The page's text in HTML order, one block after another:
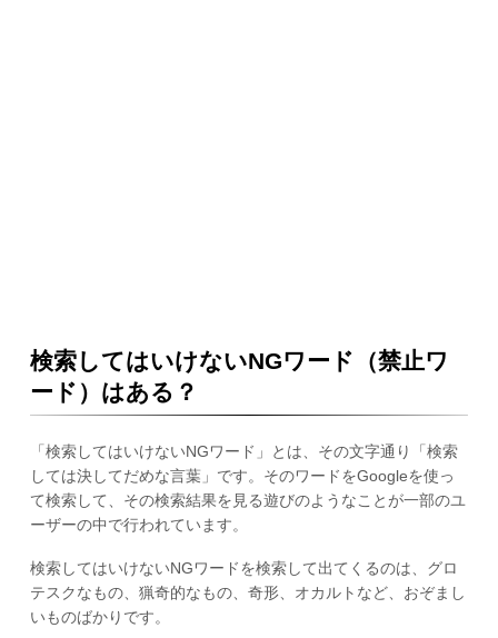
検索してはいけないNGワード（禁止ワ
ード）はある？
「検索してはいけないNGワード」とは、その文字通り「検索
しては決してだめな言葉」です。そのワードをGoogleを使っ
て検索して、その検索結果を見る遊びのようなことが一部のユ
ーザーの中で行われています。
検索してはいけないNGワードを検索して出てくるのは、グロ
テスクなもの、猟奇的なもの、奇形、オカルトなど、おぞまし
いものばかりです。